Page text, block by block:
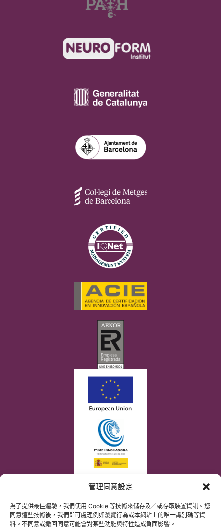
管理同意設定
為了提供最佳體驗，我們使用 Cookie 等技術來儲存及／或存取裝置資訊。您
同意這些技術後，我們即可處理例如瀏覽行為或本網站上的唯一識別碼等資
料。不同意或撤回同意可能會對某些功能與特性造成負面影響。